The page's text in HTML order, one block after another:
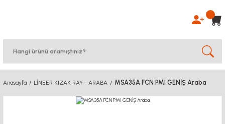
Anasayfa LİNEER KIZAK RAY - ARABA MSA35A FCN PMI GENİŞ Araba